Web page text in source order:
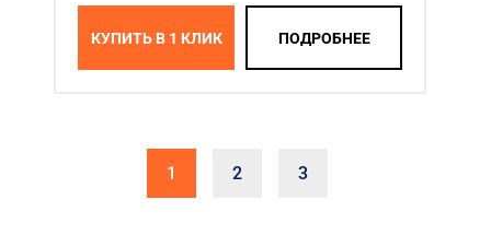
КУПИТЬ В 1 КЛИК ПОДРОБНЕЕ
1 2 3